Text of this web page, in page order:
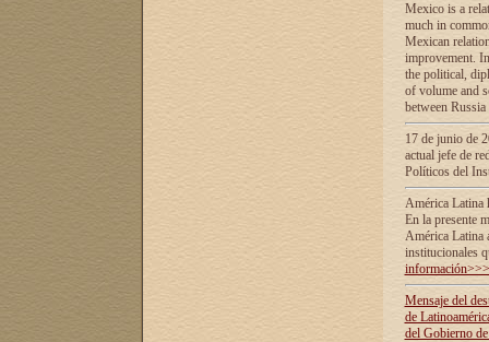
Mexico is a
much in
Mexican
improvement.
the political,
of volume and
between
17 de junio de
actual jefe de
Políticos del
América Latina
En la presente
América Latina
institucionales
información>>>
Mensaje del
de
del Gobierno